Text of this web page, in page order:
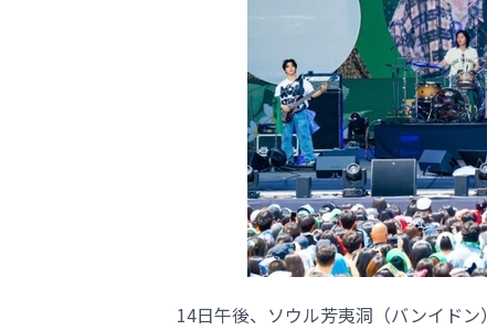
14日午後、ソウル芳夷洞（バンイド